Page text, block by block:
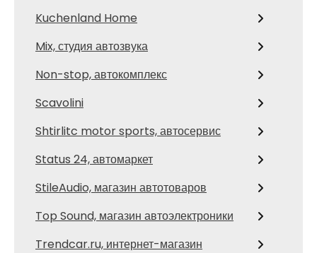
Kuchenland Home
Mix, студия автозвука
Non-stop, автокомплекс
Scavolini
Shtirlitc motor sports, автосервис
Status 24, автомаркет
StileAudio, магазин автотоваров
Top Sound, магазин автоэлектроники
Trendcar.ru, интернет-магазин